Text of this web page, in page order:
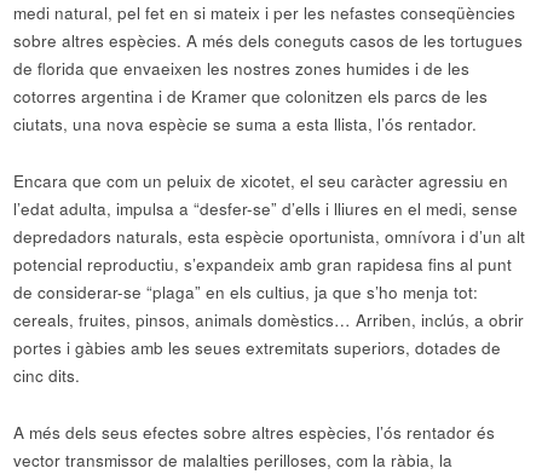
medi natural, pel fet en si mateix i per les nefastes conseqüències
sobre altres espècies. A més dels coneguts casos de les tortugues
de florida que envaeixen les nostres zones humides i de les
cotorres argentina i de Kramer que colonitzen els parcs de les
ciutats, una nova espècie se suma a esta llista, l’ós rentador.
Encara que com un peluix de xicotet, el seu caràcter agressiu en
l’edat adulta, impulsa a “desfer-se” d’ells i lliures en el medi, sense
depredadors naturals, esta espècie oportunista, omnívora i d’un alt
potencial reproductiu, s’expandeix amb gran rapidesa fins al punt
de considerar-se “plaga” en els cultius, ja que s’ho menja tot:
cereals, fruites, pinsos, animals domèstics… Arriben, inclús, a obrir
portes i gàbies amb les seues extremitats superiors, dotades de
cinc dits.
A més dels seus efectes sobre altres espècies, l’ós rentador és
vector transmissor de malalties perilloses, com la ràbia, la